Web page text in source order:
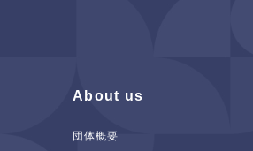
About us
団体概要